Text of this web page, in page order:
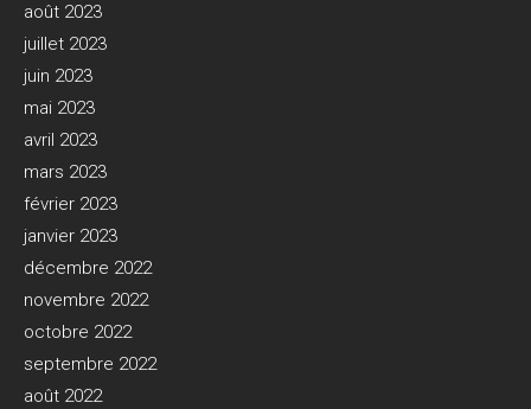
août 2023
juillet 2023
juin 2023
mai 2023
avril 2023
mars 2023
février 2023
janvier 2023
décembre 2022
novembre 2022
octobre 2022
septembre 2022
août 2022